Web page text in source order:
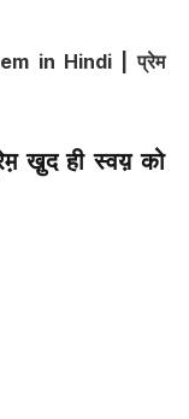
in Hindi |प्रेम
खु़द ही स्वय़ को